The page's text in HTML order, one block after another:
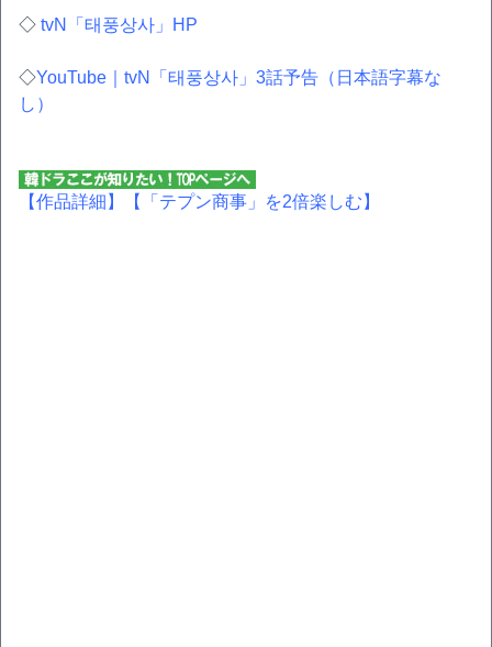
◇ tvN「태풍상사」HP
◇YouTube｜tvN「태풍상사」3話予告（日本語字幕な
し）
【作品詳細】 【「テプン商事」を2倍楽しむ】